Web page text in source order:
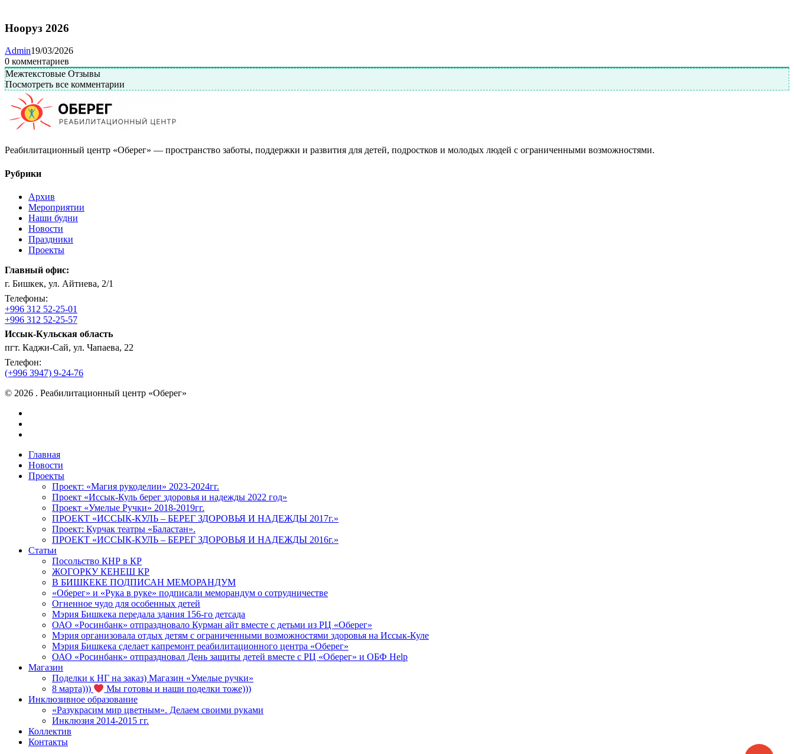
Нооруз 2026
Admin19/03/2026
0 комментариев
Межтекстовые Отзывы
Посмотреть все комментарии
Реабилитационный центр «Оберег» — пространство заботы, поддержки и развития для детей, подростков и молодых людей с ограниченными возможностями.
Рубрики
Архив
Мероприятии
Наши будни
Новости
Праздники
Проекты
Главный офис:
г. Бишкек, ул. Айтиева, 2/1
Телефоны:
+996 312 52-25-01
+996 312 52-25-57
Иссык-Кульская область
пгт. Каджи-Сай, ул. Чапаева, 22
Телефон:
(+996 3947) 9-24-76
© 2026 . Реабилитационный центр «Оберег»
Close
Menu
Главная
Новости
Проекты
Проект: «Магия рукоделии» 2023-2024гг.
Проект «Иссык-Куль берег здоровья и надежды 2022 год»
Проект «Умелые Ручки» 2018-2019гг.
ПРОЕКТ «ИССЫК-КУЛЬ – БЕРЕГ ЗДОРОВЬЯ И НАДЕЖДЫ 2017г.»
Проект: Курчак театры «Баластан».
ПРОЕКТ «ИССЫК-КУЛЬ – БЕРЕГ ЗДОРОВЬЯ И НАДЕЖДЫ 2016г.»
Статьи
Посольство КНР в КР
ЖОГОРКУ КЕНЕШ КР
В БИШКЕКЕ ПОДПИСАН МЕМОРАНДУМ
«Оберег» и «Рука в руке» подписали меморандум о сотрудничестве
Огненное чудо для особенных детей
Мэрия Бишкека передала здания 156-го детсада
ОАО «Росинбанк» отпраздновало Курман айт вместе с детьми из РЦ «Оберег»
Мэрия организовала отдых детям с ограниченными возможностями здоровья на Иссык-Куле
Мэрия Бишкека сделает капремонт реабилитационного центра «Оберег»
ОАО «Росинбанк» отпраздновал День защиты детей вместе с РЦ «Оберег» и ОБФ Help
Магазин
Поделки к НГ на заказ) Магазин «Умелые ручки»
8 марта)))
Мы готовы и наши поделки тоже)))
Инклюзивное образование
«Разукрасим мир цветным». Делаем своими руками
Инклюзия 2014-2015 гг.
Коллектив
Контакты